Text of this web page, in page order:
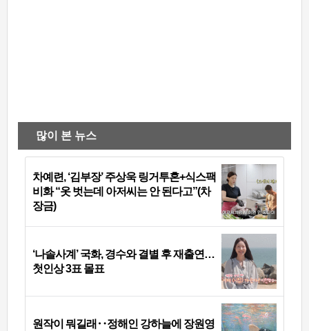
많이 본 뉴스
차예련, ‘김부장’ 주상욱 링거투혼+식스팩
비화 “옷 벗는데 아저씨는 안 된다고”(차
장금)
‘나솔사계’ 국화, 경수와 결별 후 재출연…
첫인상 3표 몰표
원작이 뭐길래‥정해인 강하늘에 장원영